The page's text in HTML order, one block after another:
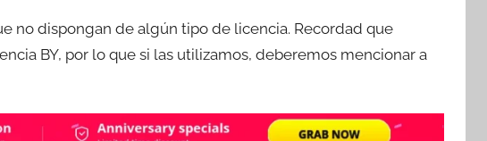
no dispongan de algún tipo de licencia. Recordad que
BY, por lo que si las utilizamos, deberemos mencionar a